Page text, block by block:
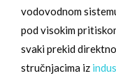
vodovodnom
pod visokim
svaki prekid
stručnjacima iz